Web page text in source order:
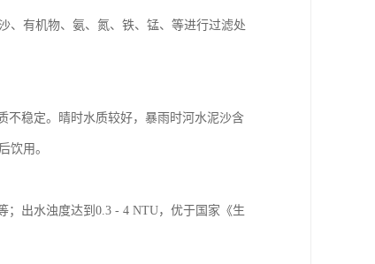
、有机物、氨、氮、铁、锰、等进行过滤处
不稳定。晴时水质较好，暴雨时河水泥沙含
饮用。
出水浊度达到0.3 - 4 NTU，优于国家《生